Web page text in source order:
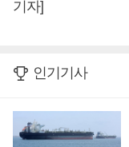
기자]
인기기사